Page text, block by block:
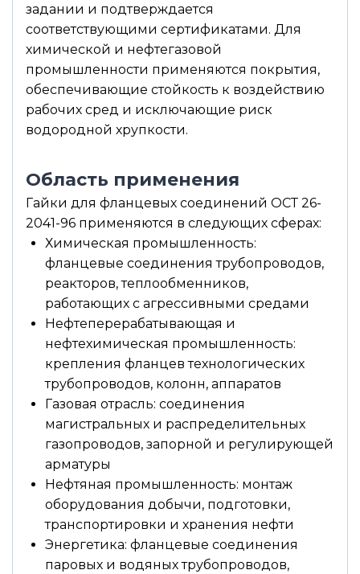
задании и подтверждается
соответствующими сертификатами. Для
химической и нефтегазовой
промышленности применяются покрытия,
обеспечивающие стойкость к воздействию
рабочих сред и исключающие риск
водородной хрупкости.
Область применения
Гайки для фланцевых соединений ОСТ 26-
2041-96 применяются в следующих сферах:
Химическая промышленность:
фланцевые соединения трубопроводов,
реакторов, теплообменников,
работающих с агрессивными средами
Нефтеперерабатывающая и
нефтехимическая промышленность:
крепления фланцев технологических
трубопроводов, колонн, аппаратов
Газовая отрасль: соединения
магистральных и распределительных
газопроводов, запорной и регулирующей
арматуры
Нефтяная промышленность: монтаж
оборудования добычи, подготовки,
транспортировки и хранения нефти
Энергетика: фланцевые соединения
паровых и водяных трубопроводов,